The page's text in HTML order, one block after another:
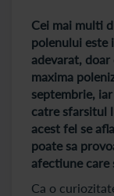
Cei mai multi
polenului este
adevarat,
maxima
septembrie,
catre sfarsitul
acest fel se
poate sa
afectiune care
Ca o